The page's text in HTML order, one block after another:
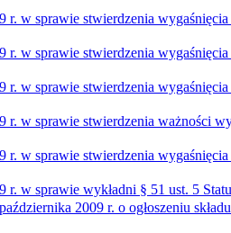
sprawie stwierdzenia wygaśnięcia
sprawie stwierdzenia wygaśnięcia
sprawie stwierdzenia wygaśnięcia
sprawie stwierdzenia ważności
sprawie stwierdzenia wygaśnięcia
sprawie wykładni § 51 ust. 5
2009 r. o ogłoszeniu